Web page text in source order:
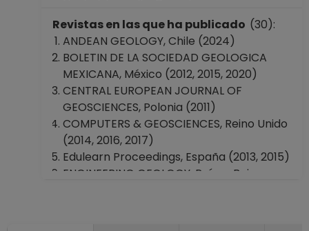
Escuela Nacional Preparatoria Plantel 5
"José Vasconcelos"
Coordinación de Estudios de Posgrado
Dirección General de Asuntos del
Personal Académico
Revistas en las que ha publicado (30):
ANDEAN GEOLOGY, Chile (2024)
BOLETIN DE LA SOCIEDAD GEOLOGICA
MEXICANA, México (2012, 2015, 2020)
CENTRAL EUROPEAN JOURNAL OF
GEOSCIENCES, Polonia (2011)
COMPUTERS & GEOSCIENCES, Reino Unido
(2014, 2016, 2017)
Edulearn Proceedings, España (2013, 2015)
ENGINEERING GEOLOGY, Países Bajos